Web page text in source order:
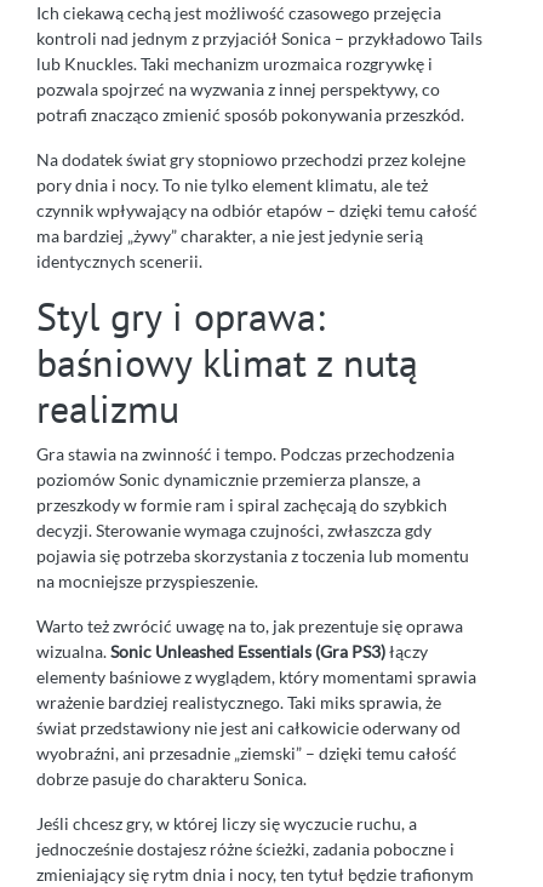
Ich ciekawą cechą jest możliwość czasowego przejęcia
kontroli nad jednym z przyjaciół Sonica – przykładowo Tails
lub Knuckles. Taki mechanizm urozmaica rozgrywkę i
pozwala spojrzeć na wyzwania z innej perspektywy, co
potrafi znacząco zmienić sposób pokonywania przeszkód.
Na dodatek świat gry stopniowo przechodzi przez kolejne
pory dnia i nocy. To nie tylko element klimatu, ale też
czynnik wpływający na odbiór etapów – dzięki temu całość
ma bardziej „żywy” charakter, a nie jest jedynie serią
identycznych scenerii.
Styl gry i oprawa:
baśniowy klimat z nutą
realizmu
Gra stawia na zwinność i tempo. Podczas przechodzenia
poziomów Sonic dynamicznie przemierza plansze, a
przeszkody w formie ram i spiral zachęcają do szybkich
decyzji. Sterowanie wymaga czujności, zwłaszcza gdy
pojawia się potrzeba skorzystania z toczenia lub momentu
na mocniejsze przyspieszenie.
Warto też zwrócić uwagę na to, jak prezentuje się oprawa
wizualna.Sonic Unleashed Essentials (Gra PS3)łączy
elementy baśniowe z wyglądem, który momentami sprawia
wrażenie bardziej realistycznego. Taki miks sprawia, że
świat przedstawiony nie jest ani całkowicie oderwany od
wyobraźni, ani przesadnie „ziemski” – dzięki temu całość
dobrze pasuje do charakteru Sonica.
Jeśli chcesz gry, w której liczy się wyczucie ruchu, a
jednocześnie dostajesz różne ścieżki, zadania poboczne i
zmieniający się rytm dnia i nocy, ten tytuł będzie trafionym